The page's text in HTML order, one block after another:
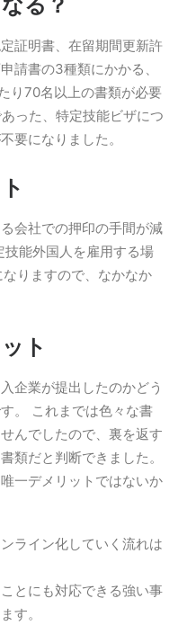
証明書、在留期間更新許
請書の3種類にかかる、
り70名以上の書類が必要
った、特定技能ビザにつ
要になりました。
会社での押印の手間が減
技能外国人を雇用する場
りますので、なかなか
ト
企業が提出したのかどう
。 これまでは色々な書
んでしたので、裏を返す
類だと判断できました。
一デメリットではないか
ライン化していく流れは
とにも対応できる強い事
す。